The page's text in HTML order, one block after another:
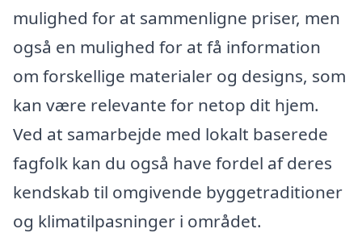
mulighed for at sammenligne priser, men
også en mulighed for at få information
om forskellige materialer og designs, som
kan være relevante for netop dit hjem.
Ved at samarbejde med lokalt baserede
fagfolk kan du også have fordel af deres
kendskab til omgivende byggetraditioner
og klimatilpasninger i området.